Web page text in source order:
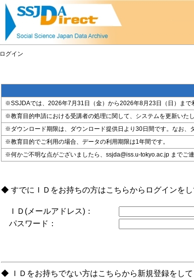
ログイン
※SSJDAでは、2026年7月31日（金）から2026年8月23日（日）まで
※教育目的申請における受講者の処理に関して、システムを更新いた
※ダウンロード期限は、ダウンロード提供日より30日間です。なお、
※教育目的でご利用の場合、データの利用期限は1年間です。
※何かご不明な点がございましたら、ssjda@iss.u-tokyo.ac.jp までご連
◆ すでにＩＤをお持ちの方はこちらからログインを
ＩＤ(メールアドレス)：
パスワード：
◆ ＩＤをお持ちでない方はこちらから新規登録をし